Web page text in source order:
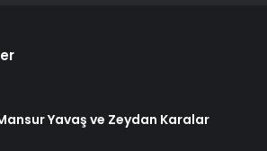
Yavaş ve Zeydan Karalar